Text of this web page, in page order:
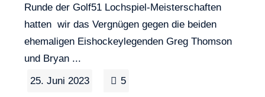
Runde der Golf51 Lochspiel-Meisterschaften
hatten wir das Vergnügen gegen die beiden
ehemaligen Eishockeylegenden Greg Thomson
und Bryan ...
25. Juni 2023
5